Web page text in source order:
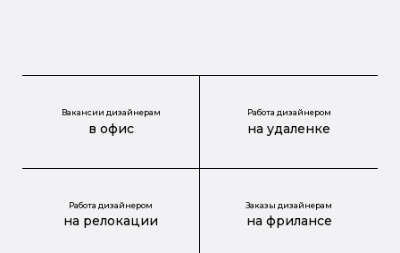
Вакансии дизайнерам
в офис
Работа дизайнером
на удаленке
Работа дизайнером
на релокации
Заказы дизайнерам
на фрилансе